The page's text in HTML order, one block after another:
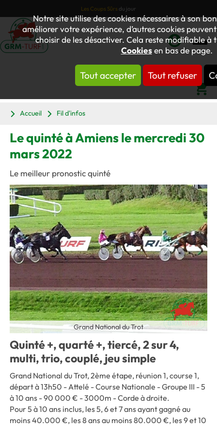
Notre site utilise des cookies nécessaires à son
améliorer votre expérience, d’autres cookies
choisir de les désactiver. Cela reste modifiable à
Cookiesen bas de page.
Tout accepter Tout refuser
Les Coups Sûrs du jour
Mon
Panier
Accueil
Fil d'infos
Le quinté à Amiens le mercredi 30
mars 2022
Le meilleur pronostic quinté
Grand National du Trot
Quinté +, quarté +, tiercé, 2 sur 4,
multi, trio, couplé, jeu simple
Grand National du Trot, 2ème étape, réunion 1, course 1,
départ à 13h50 - Attelé - Course Nationale - Groupe III - 5
à 10 ans - 90 000 € - 3000m - Corde à droite.
Pour 5 à 10 ans inclus, les 5, 6 et 7 ans ayant gagné au
moins 40.000 €, les 8 ans au moins 80.000 €, les 9 et 10